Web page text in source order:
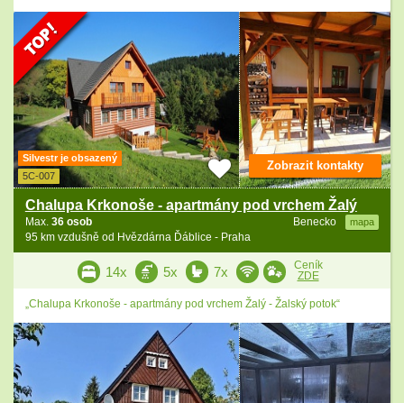
Silvestr je obsazený
5C-007
Chalupa Krkonoše - apartmány pod vrchem Žalý
Benecko mapa
Max. 36 osob
95 km vzdušně od Hvězdárna Ďáblice - Praha
Zobrazit kontakty
14x 5x 7x
Ceník
ZDE
„Chalupa Krkonoše - apartmány pod vrchem Žalý - Žalský potok“